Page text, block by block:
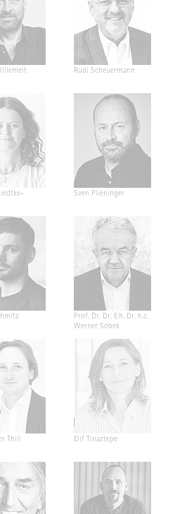
Rudi Scheuermann
Sven Plieninger
Prof. Dr. Dr. E.h. Dr. h.c.
Werner Sobek
Thill Elif Tinaztepe